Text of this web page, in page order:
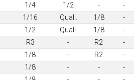
1/4 1/2 -
-
1/16 Quali. 1/8
-
1/2 Quali. 1/8
-
R3 - R2
-
1/8 - R2
-
1/8 - -
-